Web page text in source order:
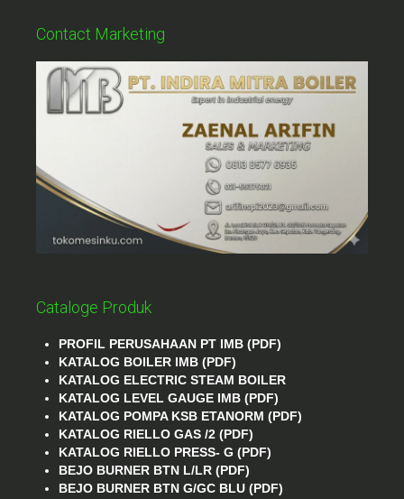
Contact Marketing
Cataloge Produk
PROFIL PERUSAHAAN PT IMB (PDF)
KATALOG BOILER IMB (PDF)
KATALOG ELECTRIC STEAM BOILER
KATALOG LEVEL GAUGE IMB (PDF)
KATALOG POMPA KSB ETANORM (PDF)
KATALOG RIELLO GAS /2 (PDF)
KATALOG RIELLO PRESS- G (PDF)
BEJO BURNER BTN L/LR (PDF)
BEJO BURNER BTN G/GC BLU (PDF)